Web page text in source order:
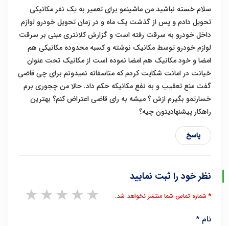
سلام خسته نباشید من ماشینمو برای تعمیر به یک نفر مکانیکی
تحویل دادم و پس از گذشت یک ماه و در زمان تحویل خودرو لوازم
داخل خودرو به سرقت رفته است و گزارش کلانتری مبنی بر سرقت
لوازم خودرو توسط مکانیک نوشته و کسبه محدوده مکانیکی هم
امضا و خود مکانیک هم امضا نموده است از مکانیک تحت عنوان
خیانت در امانت شکایت کردم که متاسفانه نمیدونم برای چی قاضی
گفت منع تعقیب و به نفع مکانیکه حکم داد. حالا من چجوری برم
خسارتمو بگیرم ازش ؟ میشه به رای قاضی اعتراض ‌کنم؟ بهترین
راهکار پیشنهادیتون چیه؟
پاسخ
نظر خود را ثبت نمایید
5 stars
4 stars
3 stars
2 stars * شماره تماس شما منتشر نخواهد شد.
نام*